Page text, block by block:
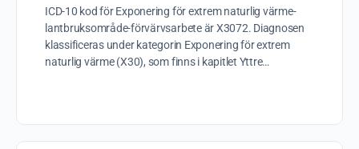
ICD-10 kod för Exponering för extrem naturlig värme-
lantbruksområde-förvärvsarbete är X3072. Diagnosen
klassificeras under kategorin Exponering för extrem
naturlig värme (X30), som finns i kapitlet Yttre…